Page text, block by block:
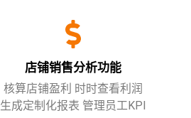
店铺销售分析功能
核算店铺盈利 时时查看利润
生成定制化报表 管理员工KPI